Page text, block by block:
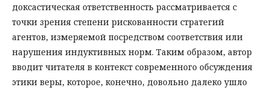
доксастическая ответственность рассматривается с
точки зрения степени рискованности стратегий
агентов, измеряемой посредством соответствия или
нарушения индуктивных норм. Таким образом, автор
вводит читателя в контекст современного обсуждения
этики веры, которое, конечно, довольно далеко ушло